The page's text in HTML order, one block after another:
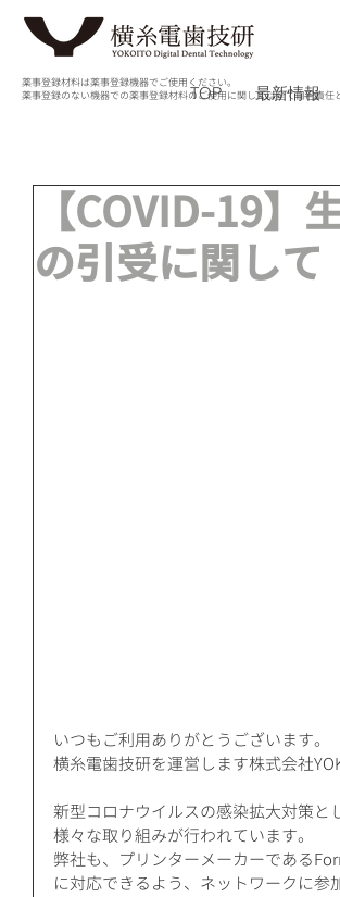
薬事登録材料は薬事登録機器でご使用ください。
薬事登録のない機器での薬事登録材料のご使用に関しては全て自己責任
TOP 最新情報
【COVID-19
の引受に関して
いつもご利用ありがとうございます。
横糸電歯技研を運営します株式会社
新型コロナウイルスの感染拡大対策
様々な取り組みが行われています。
弊社も、プリンターメーカーである
に対応できるよう、ネットワークに参